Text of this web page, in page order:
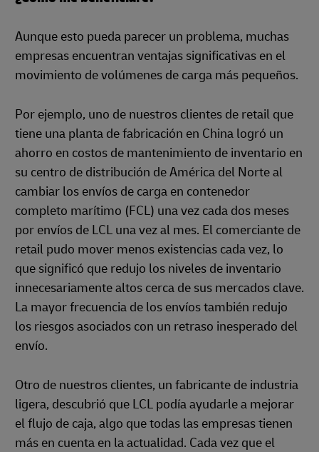
Aunque esto pueda parecer un problema, muchas
empresas encuentran ventajas significativas en el
movimiento de volúmenes de carga más pequeños.
Por ejemplo, uno de nuestros clientes de retail que
tiene una planta de fabricación en China logró un
ahorro en costos de mantenimiento de inventario en
su centro de distribución de América del Norte al
cambiar los envíos de carga en contenedor
completo marítimo (FCL) una vez cada dos meses
por envíos de LCL una vez al mes. El comerciante de
retail pudo mover menos existencias cada vez, lo
que significó que redujo los niveles de inventario
innecesariamente altos cerca de sus mercados clave.
La mayor frecuencia de los envíos también redujo
los riesgos asociados con un retraso inesperado del
envío.
Otro de nuestros clientes, un fabricante de industria
ligera, descubrió que LCL podía ayudarle a mejorar
el flujo de caja, algo que todas las empresas tienen
más en cuenta en la actualidad. Cada vez que el